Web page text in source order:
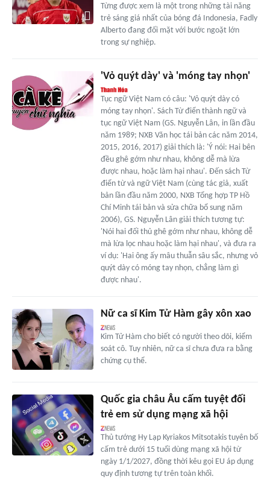
Từng được xem là một trong những tài năng
trẻ sáng giá nhất của bóng đá Indonesia, Fadly
Alberto đang đối mặt với bước ngoặt lớn
trong sự nghiệp.
'Vỏ quýt dày' và 'móng tay nhọn'
Tục ngữ Việt Nam có câu: 'Vỏ quýt dày có
móng tay nhọn'. Sách Từ điển thành ngữ và
tục ngữ Việt Nam (GS. Nguyễn Lân, in lần đầu
năm 1989; NXB Văn học tái bản các năm 2014,
2015, 2016, 2017) giải thích là: 'Ý nói: Hai bên
đều ghê gớm như nhau, không dễ mà lừa
được nhau, hoặc làm hại nhau'. Đến sách Từ
điển từ và ngữ Việt Nam (cùng tác giả, xuất
bản lần đầu năm 2000, NXB Tổng hợp TP Hồ
Chí Minh tái bản và sửa chữa bổ sung năm
2006), GS. Nguyễn Lân giải thích tương tự:
'Nói hai đối thủ ghê gớm như nhau, không dễ
mà lừa lọc nhau hoặc làm hại nhau', và đưa ra
ví dụ: 'Hai ông ấy mâu thuẫn sâu sắc, nhưng vỏ
quýt dày có móng tay nhọn, chẳng làm gì
được nhau'.
Nữ ca sĩ Kim Tử Hàm gây xôn xao
Kim Tử Hàm cho biết có người theo dõi, kiểm
soát cô. Tuy nhiên, nữ ca sĩ chưa đưa ra bằng
chứng cụ thể.
Quốc gia châu Âu cấm tuyệt đối
trẻ em sử dụng mạng xã hội
Thủ tướng Hy Lạp Kyriakos Mitsotakis tuyên bố
cấm trẻ dưới 15 tuổi dùng mạng xã hội từ
ngày 1/1/2027, đồng thời kêu gọi EU áp dụng
quy định tương tự trên toàn khối.